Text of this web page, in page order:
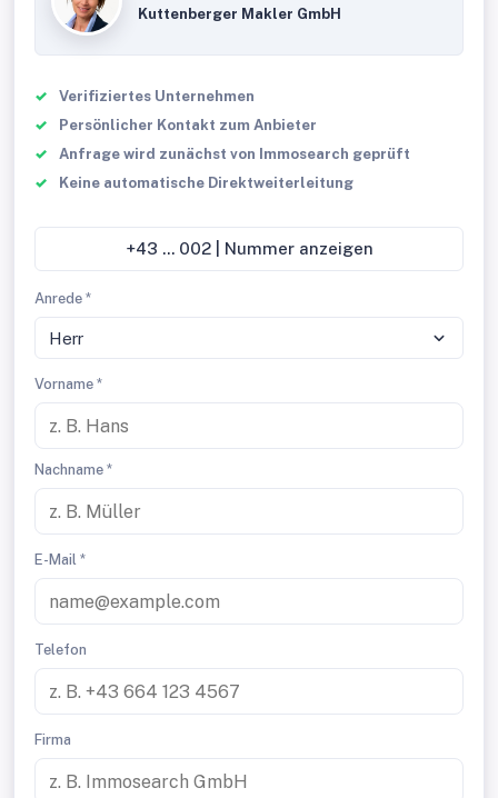
Kuttenberger Makler GmbH
Verifiziertes Unternehmen
Persönlicher Kontakt zum Anbieter
Anfrage wird zunächst von Immosearch geprüft
Keine automatische Direktweiterleitung
+43 ... 002 | Nummer anzeigen
Anrede *
Herr
Vorname *
Nachname *
E-Mail *
Telefon
Firma